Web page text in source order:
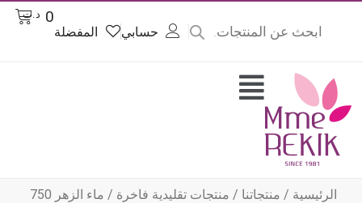
حسابي المفضلة
د.ت
Cart
Flyout
Menu
الرئيسية/منتجاتنا/منتجات تقليدية فاخرة
/ ماء الزهر 750